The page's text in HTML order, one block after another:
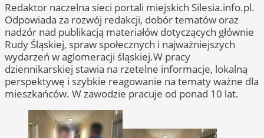
Redaktor naczelna sieci portali miejskich Silesia.info.pl.
Odpowiada za rozwój redakcji, dobór tematów oraz
nadzór nad publikacją materiałów dotyczących głównie
Rudy Śląskiej, spraw społecznych i najważniejszych
wydarzeń w aglomeracji śląskiej.W pracy
dziennikarskiej stawia na rzetelne informacje, lokalną
perspektywę i szybkie reagowanie na tematy ważne dla
mieszkańców. W zawodzie pracuje od ponad 10 lat.